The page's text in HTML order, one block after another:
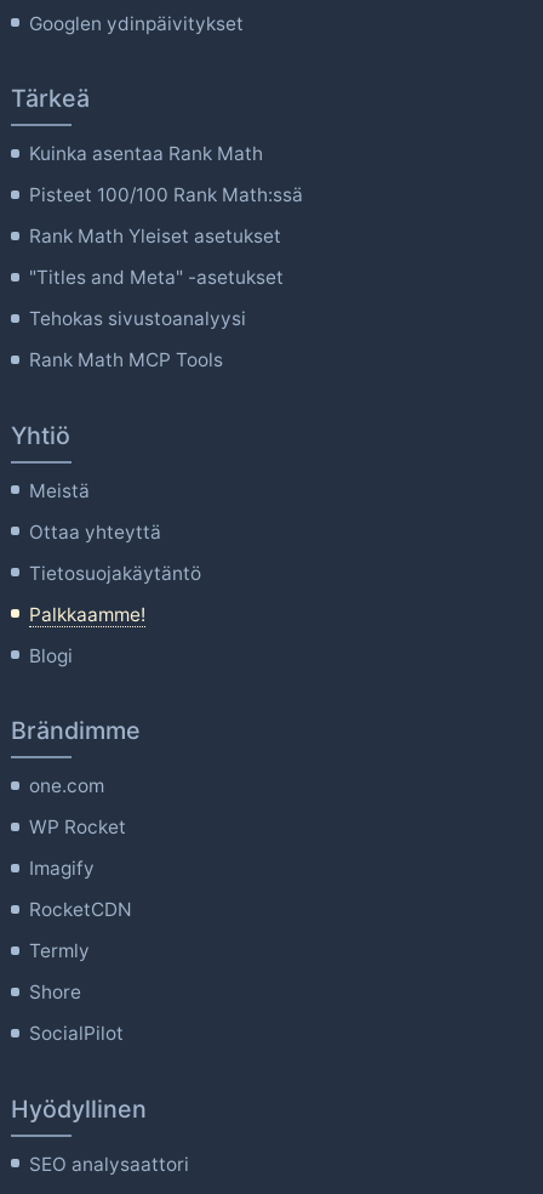
Googlen ydinpäivitykset
Tärkeä
Kuinka asentaa Rank Math
Pisteet 100/100 Rank Math:ssä
Rank Math Yleiset asetukset
"Titles and Meta" -asetukset
Tehokas sivustoanalyysi
Rank Math MCP Tools
Yhtiö
Meistä
Ottaa yhteyttä
Tietosuojakäytäntö
Palkkaamme!
Blogi
Brändimme
one.com
WP Rocket
Imagify
RocketCDN
Termly
Shore
SocialPilot
Hyödyllinen
SEO analysaattori